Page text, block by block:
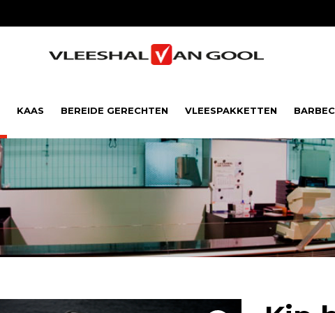
KAAS BEREIDE GERECHTEN VLEESPAKKETTEN